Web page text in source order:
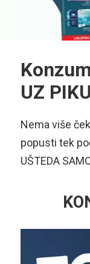
UZ
Nema više
popusti tek
UŠTEDA